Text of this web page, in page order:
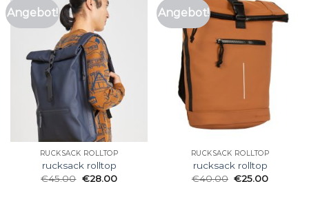
Angebot!
RUCKSACK ROLLTOP
rucksack rolltop
€45.00 €28.00
Angebot!
RUCKSACK ROLLTOP
rucksack rolltop
€40.00 €25.00